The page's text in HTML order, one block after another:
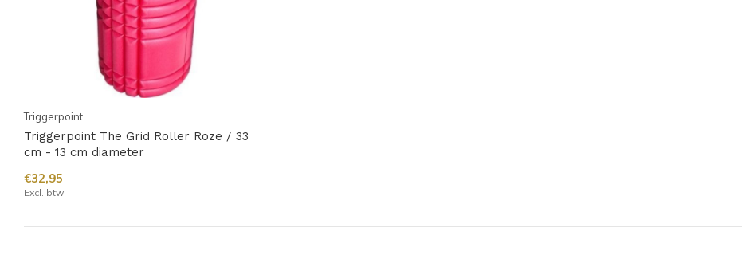
Triggerpoint
Triggerpoint The Grid Roller Roze / 33
cm - 13 cm diameter
€32,95
Excl. btw